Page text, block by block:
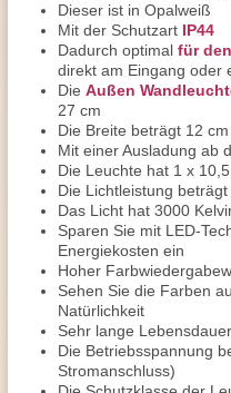
Dieser ist in Opalweiß
Mit der Schutzart IP44
Dadurch optimal für
direkt am Eingang oder
Die Außen
27 cm
Die Breite beträgt 12 cm
Mit einer Ausladung ab
Die Leuchte hat 1 x
Die Lichtleistung
Das Licht hat 3000
Sparen Sie mit LED-
Energiekosten ein
Hoher
Sehen Sie die Farben
Natürlichkeit
Sehr lange
Die Betriebsspannung
Stromanschluss)